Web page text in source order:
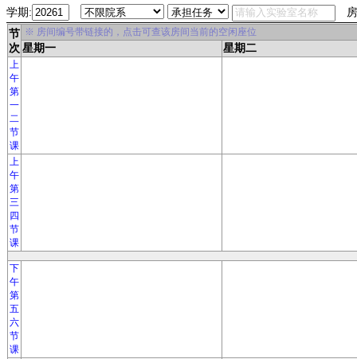
学期: 房
节
次
※ 房间编号带链接的，点击可查该房间当前的空闲座位
星期一 星期二
上
午
第
一
二
节
课
上
午
第
三
四
节
课
下
午
第
五
六
节
课